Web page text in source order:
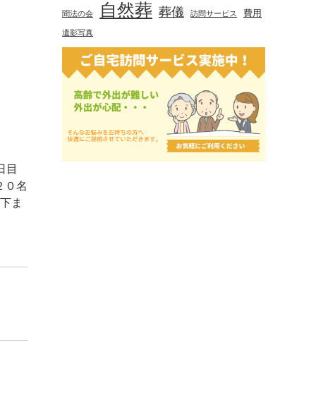
目
０名
ま
聞法の会 自然葬 葬儀 訪問サービス 費用
遺影写真